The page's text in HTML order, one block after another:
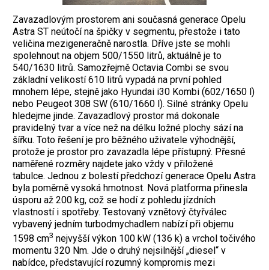
Zavazadlovým prostorem ani současná generace Opelu
Astra ST neútočí na špičky v segmentu, přestože i tato
veličina mezigeneračně narostla. Dříve jste se mohli
spolehnout na objem 500/1550 litrů, aktuálně je to
540/1630 litrů. Samozřejmě Octavia Combi se svou
základní velikostí 610 litrů vypadá na první pohled
mnohem lépe, stejně jako Hyundai i30 Kombi (602/1650 l)
nebo Peugeot 308 SW (610/1660 l). Silné stránky Opelu
hledejme jinde. Zavazadlový prostor má dokonale
pravidelný tvar a více než na délku ložné plochy sází na
šířku. Toto řešení je pro běžného uživatele výhodnější,
protože je prostor pro zavazadla lépe přístupný. Přesné
naměřené rozměry najdete jako vždy v přiložené
tabulce. Jednou z bolestí předchozí generace Opelu Astra
byla poměrně vysoká hmotnost. Nová platforma přinesla
úsporu až 200 kg, což se hodí z pohledu jízdních
vlastností i spotřeby. Testovaný vznětový čtyřválec
vybavený jedním turbodmychadlem nabízí při objemu
1598 cm3 nejvyšší výkon 100 kW (136 k) a vrchol točivého
momentu 320 Nm. Jde o druhý nejsilnější „diesel“ v
nabídce, představující rozumný kompromis mezi